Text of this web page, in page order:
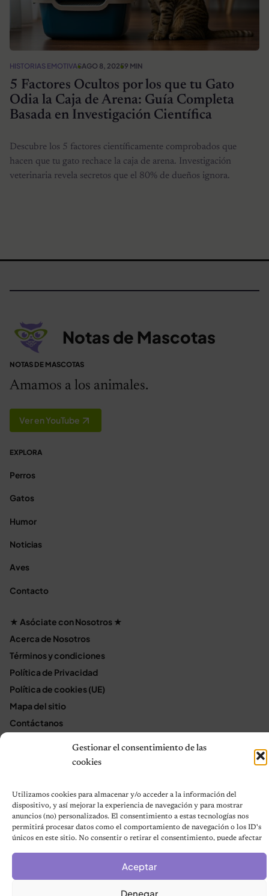
Gestionar el consentimiento de las
cookies
Utilizamos cookies para almacenar y/o acceder a la información del
dispositivo, y así mejorar la experiencia de navegación y para mostrar
anuncios (no) personalizados. El consentimiento a estas tecnologías nos
permitirá procesar datos como el comportamiento de navegación o los ID's
únicos en este sitio. No consentir o retirar el consentimiento, puede afectar
Aceptar
Denegar
HISTORIAS EMOTIVASAGO 8, 20259 MIN
5 Factores Ocultos por los que tu Gato
Odia la Caja de Arena: Guía Completa
Basada en Investigación Científica
Descubre los 5 factores científicamente comprobados que
hacen que tu gato rechace la caja de arena. Investigación
veterinaria revela secretos que el 80% de dueños ignora.
Notas de Mascotas
NOTAS DE MASCOTAS
Amamos a los animales.
Ver en YouTube
EXPLORA
Perros
Gatos
Humor
Noticias
Aves
Contacto
★ Asóciate con Nosotros ★
Acerca de Nosotros
Términos y condiciones
Política de Privacidad
Política de cookies (UE)
Mapa del sitio
Contáctanos
Política de privacidad